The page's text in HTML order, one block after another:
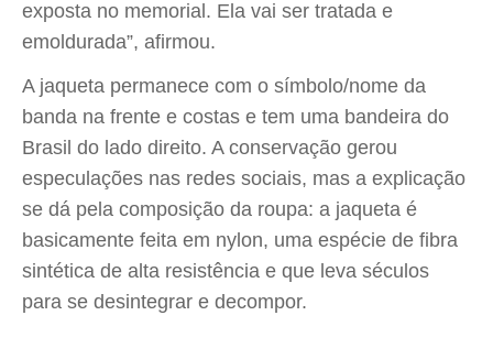
exposta no memorial. Ela vai ser tratada e
emoldurada”, afirmou.
A jaqueta permanece com o símbolo/nome da
banda na frente e costas e tem uma bandeira do
Brasil do lado direito. A conservação gerou
especulações nas redes sociais, mas a explicação
se dá pela composição da roupa: a jaqueta é
basicamente feita em nylon, uma espécie de fibra
sintética de alta resistência e que leva séculos
para se desintegrar e decompor.